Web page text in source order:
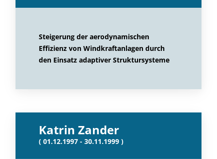
Steigerung der aerodynamischen
Effizienz von Windkraftanlagen durch
den Einsatz adaptiver Struktursysteme
Katrin Zander
( 01.12.1997 - 30.11.1999 )